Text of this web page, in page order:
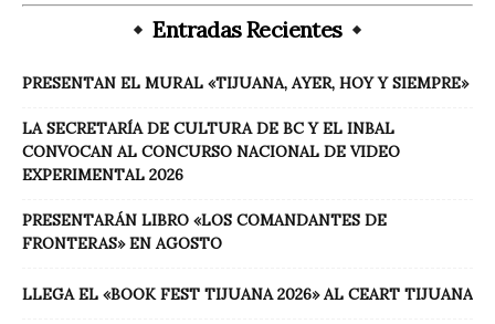
Entradas Recientes
PRESENTAN EL MURAL «TIJUANA, AYER, HOY Y SIEMPRE»
LA SECRETARÍA DE CULTURA DE BC Y EL INBAL
CONVOCAN AL CONCURSO NACIONAL DE VIDEO
EXPERIMENTAL 2026
PRESENTARÁN LIBRO «LOS COMANDANTES DE
FRONTERAS» EN AGOSTO
LLEGA EL «BOOK FEST TIJUANA 2026» AL CEART TIJUANA